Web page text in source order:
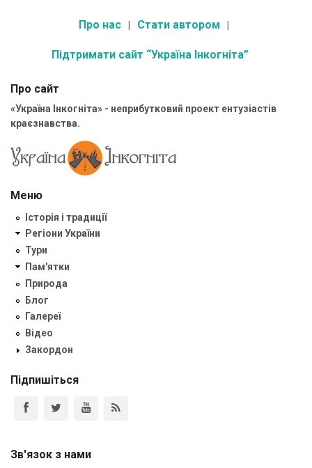
Про нас Стати автором
Підтримати сайт “Україна Інкогніта”
Про сайт
«Україна Інкогніта» - неприбутковий проект ентузіастів
краєзнавства.
Меню
Історія і традиції
Регіони України
Тури
Пам'ятки
Природа
Блог
Галереї
Відео
Закордон
Підпишіться
Зв'язок з нами